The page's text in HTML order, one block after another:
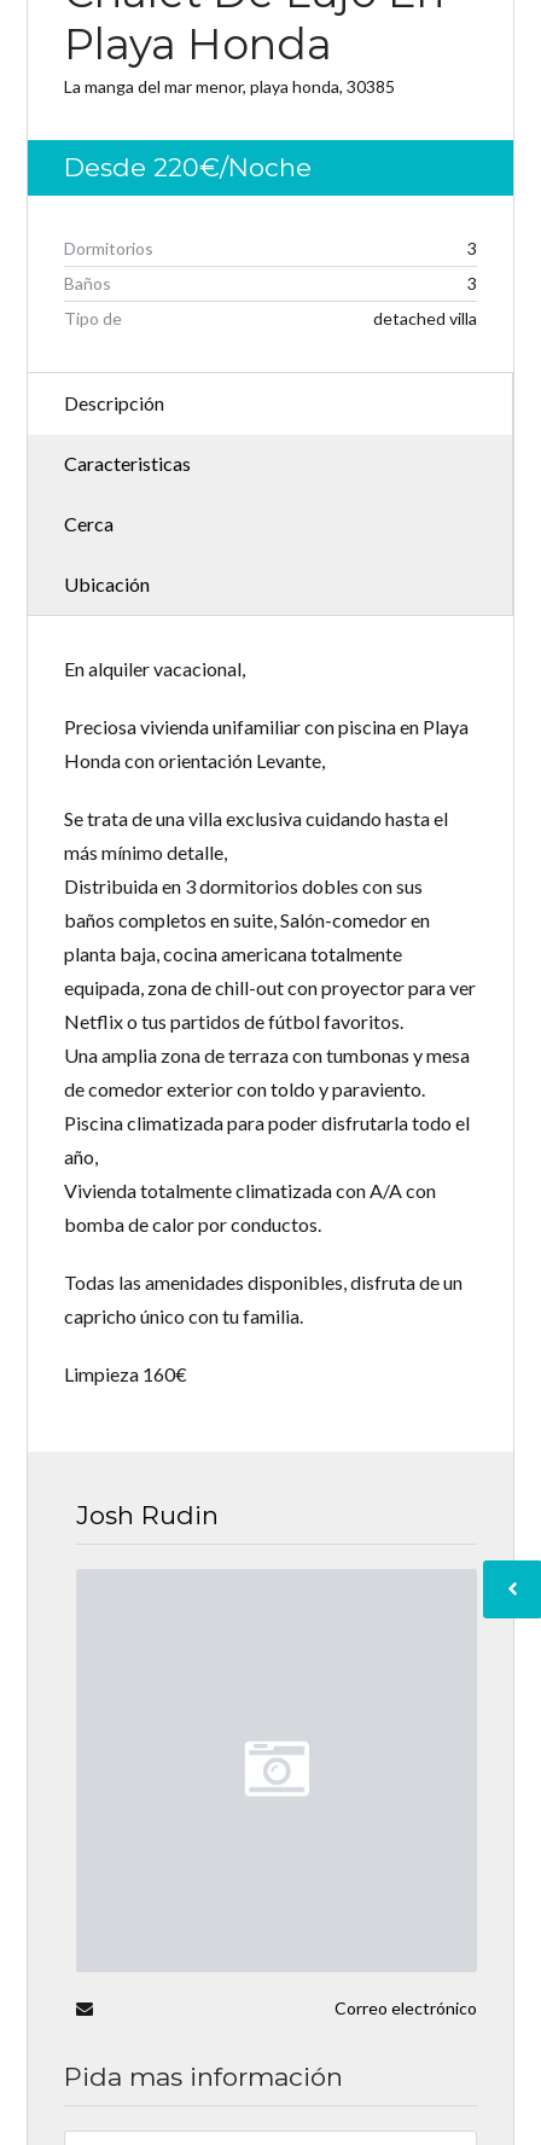
Password
INICIAR SESIÓN
Lost your password?
Playa Honda
La manga del mar menor, playa honda, 30385
Desde 220€/Noche
Dormitorios
3
Baños
3
Tipo de
detached villa
Descripción
Caracteristicas
Cerca
Ubicación
En alquiler vacacional,
Preciosa vivienda unifamiliar con piscina en Playa
Honda con orientación Levante,
Se trata de una villa exclusiva cuidando hasta el
más mínimo detalle,
Distribuida en 3 dormitorios dobles con sus
baños completos en suite, Salón-comedor en
planta baja, cocina americana totalmente
equipada, zona de chill-out con proyector para ver
Netflix o tus partidos de fútbol favoritos.
Una amplia zona de terraza con tumbonas y mesa
de comedor exterior con toldo y paraviento.
Piscina climatizada para poder disfrutarla todo el
año,
Vivienda totalmente climatizada con A/A con
bomba de calor por conductos.
Todas las amenidades disponibles, disfruta de un
capricho único con tu familia.
Limpieza 160€
Josh Rudin
Correo electrónico
Pida mas información